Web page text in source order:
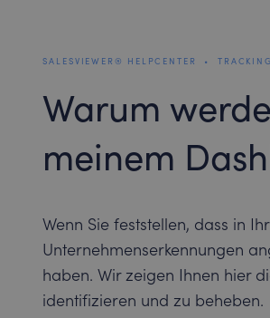
SALESVIEWER® HELPCENTER • TRACKING
Warum
meinem
Wenn Sie feststellen, dass in
Unternehmenserkennungen
haben. Wir zeigen Ihnen hier
identifizieren und zu beheben.